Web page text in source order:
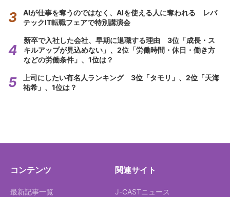
AIが仕事を奪うのではなく、AIを使える人に奪われる レバ
テックIT転職フェアで特別講演会
新卒で入社した会社、早期に退職する理由 3位「成長・ス
キルアップが見込めない」、2位「労働時間・休日・働き方
などの労働条件」、1位は？
上司にしたい有名人ランキング 3位「タモリ」、2位「天海
祐希」、1位は？
コンテンツ
最新記事一覧
関連サイト
J-CASTニュース